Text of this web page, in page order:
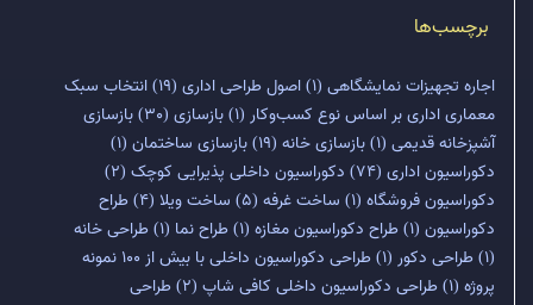
برچسب‌ها
اجاره تجهیزات نمایشگاهی (1) اصول طراحی اداری (19)
انتخاب سبک
معماری اداری بر اساس نوع کسب‌وکار (1) بازسازی (30)
بازسازی
آشپزخانه قدیمی (1) بازسازی خانه (19) بازسازی ساختمان (1)
دکوراسیون اداری (74) دکوراسیون داخلی پذیرایی کوچک (2)
دکوراسیون فروشگاه (1) ساخت غرفه (5) ساخت ویلا (4)
طراح
دکوراسیون (1) طراح دکوراسیون مغازه (1) طراح نما (1) طراحی خانه
(1) طراحی دکور (1)
طراحی دکوراسیون داخلی با بیش از 100 نمونه
پروژه (1) طراحی دکوراسیون داخلی کافی شاپ (2)
طراحی